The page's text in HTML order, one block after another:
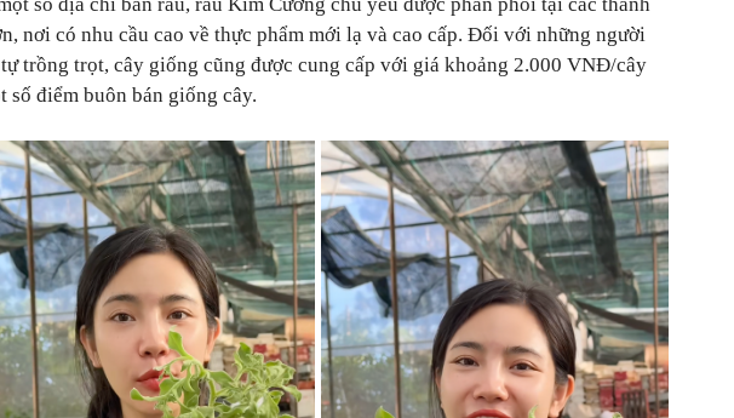
nơi có nhu cầu cao về thực phẩm mới lạ và cao cấp. Đối với những người
trồng trọt, cây giống cũng được cung cấp với giá khoảng 2.000 VNĐ/cây
số điểm buôn bán giống cây.